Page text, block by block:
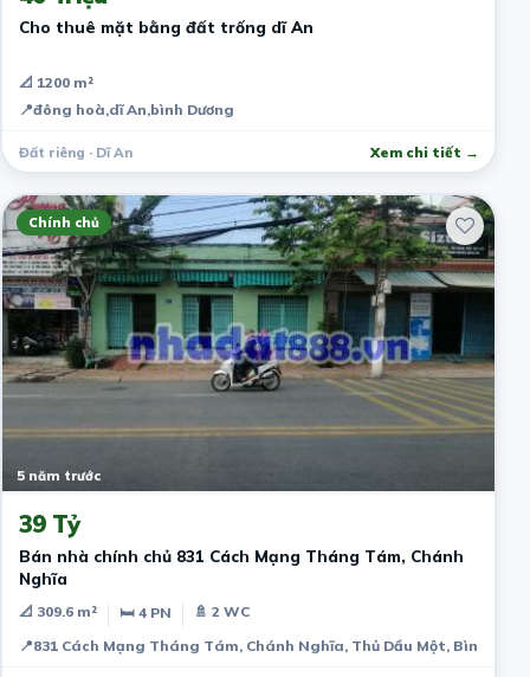
Cho thuê mặt bằng đất trống dĩ An
📐 1200 m²
📍đông hoà,dĩ An,bình Dương
Đất riêng · Dĩ An Xem chi tiết →
Chính chủ
5 năm trước
39 Tỷ
Bán nhà chính chủ 831 Cách Mạng Tháng Tám, Chánh
Nghĩa
📐 309.6 m² 🛏 4 PN
🚿 2 WC
📍831 Cách Mạng Tháng Tám, Chánh Nghĩa, Thủ Dầu Một, Bình